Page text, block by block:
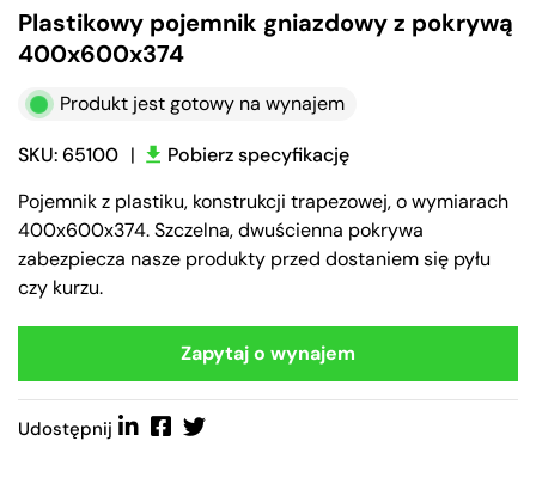
Plastikowy pojemnik gniazdowy z pokrywą
400x600x374
Produkt jest gotowy na wynajem
SKU: 65100 |
Pobierz specyfikację
Pojemnik z plastiku, konstrukcji trapezowej, o wymiarach
400x600x374. Szczelna, dwuścienna pokrywa
zabezpiecza nasze produkty przed dostaniem się pyłu
czy kurzu.
Zapytaj o wynajem
Udostępnij